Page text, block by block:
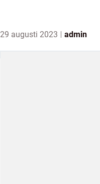
29 augusti 2023 admin